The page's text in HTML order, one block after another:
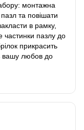
монтажна
та повішати
в рамку,
частинки пазлу до
прикрасить
вашу любов до